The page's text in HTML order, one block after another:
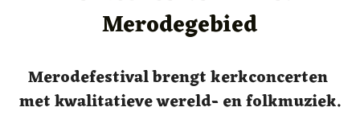
TICKETS
Merodegebied
Merodefestival brengt kerkconcerten
met kwalitatieve wereld- en folkmuziek.